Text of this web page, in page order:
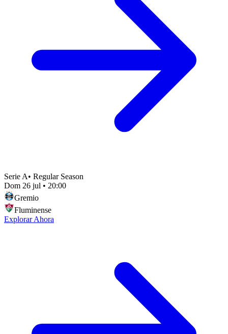
Serie A• Regular Season
Dom 26 jul • 20:00
Gremio
Fluminense
Explorar Ahora